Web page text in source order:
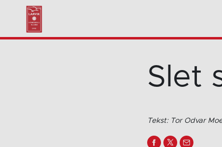
Slet
Tekst: Tor Odvar